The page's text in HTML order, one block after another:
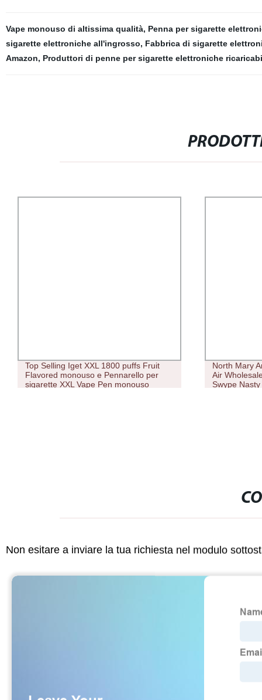
Vape monouso di altissima qualità, Penna per sigarette
sigarette elettroniche all'ingrosso, Fabbrica di sigarette
Amazon, Produttori di penne per sigarette elettroniche
Top Selling Iget XXL 1800 puffs Fruit
Flavored monouso e Pennarello per
sigarette XXL Vape Pen monouso
North Mary
Air
Swype
Non esitare a inviare la tua richiesta nel modulo